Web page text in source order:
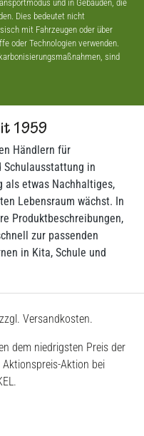
und in Gebäuden, die
Dies bedeutet nicht
mit Fahrzeugen oder über
oder Technologien verwenden.
sind
1959
Händlern für
in
als etwas Nachhaltiges,
Lebensraum wächst. In
Produktbeschreibungen,
zur passenden
in Kita, Schule und
Versandkosten.
dem niedrigsten Preis der
Aktion bei